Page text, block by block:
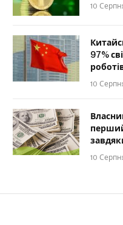
10
97%
10
10